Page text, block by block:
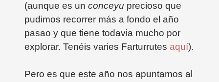
(aunque es un conceyu precioso que
pudimos recorrer más a fondo el año
pasao y que tiene todavia mucho por
explorar. Tenéis varies Farturrutes aquí).
Pero es que este año nos apuntamos al